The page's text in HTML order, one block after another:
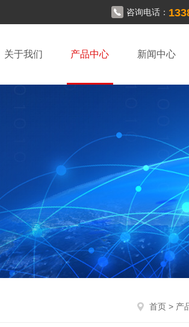
咨询电话：
关于我们 产品中心 新闻中心
首页 > 产